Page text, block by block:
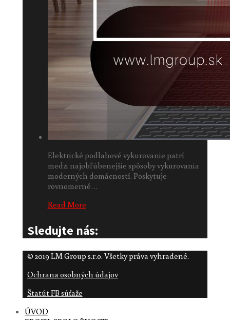
Elektrické podlahové vykurovanie patrí
medzi najobľúbenejšie spôsoby vykurovania
moderných domácností. Poskytuje
rovnomerné…
Read More
Sledujte nás:
© 2019 LM Group s.r.o. Všetky práva vyhradené.
Ochrana osobných údajov
Štatút FB súťaže
ÚVOD